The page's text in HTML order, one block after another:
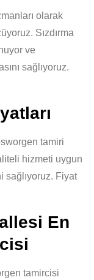
olarak
Sızdırma
ve
sağlıyoruz.
tamiri
hizmeti uygun
sağlıyoruz. Fiyat
En
tamircisi